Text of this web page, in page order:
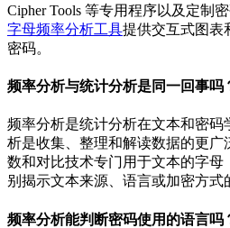
Cipher Tools 等专用程序以及定制
字母频率分析工具提供交互式图表
密码。
频率分析与统计分析是同一回事吗
频率分析是统计分析在文本和密码
析是收集、整理和解读数据的更
数和对比技术专门用于文本的字母
别揭示文本来源、语言或加密方式
频率分析能判断密码使用的语言吗